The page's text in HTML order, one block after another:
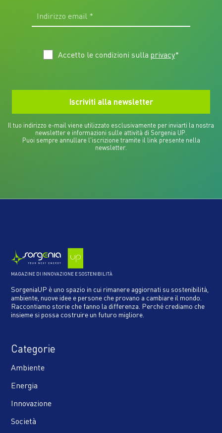
Accetto le condizioni sulla privacy*
Il tuo indirizzo e-mail viene utilizzato esclusivamente per inviarti la nostra
newsletter e informazioni sulle attività di Sorgenia UP.
Puoi sempre annullare l'iscrizione tramite il link presente nella
newsletter.
MAGAZINE DI INNOVAZIONE E SOSTENIBILITÀ
SorgeniaUP è uno spazio in cui rimanere aggiornati su sostenibilità,
ambiente, nuove idee e persone che provano a cambiare il mondo.
Raccontiamo storie che fanno la differenza. Perché crediamo che
insieme si possa costruire un futuro migliore.
Categorie
Ambiente
Energia
Innovazione
Società